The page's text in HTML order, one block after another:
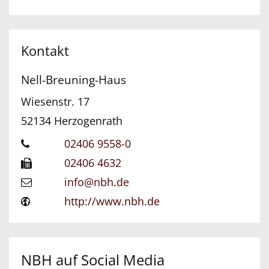
Kontakt
Nell-Breuning-Haus
Wiesenstr. 17
52134 Herzogenrath
02406 9558-0
02406 4632
info@nbh.de
http://www.nbh.de
NBH auf Social Media